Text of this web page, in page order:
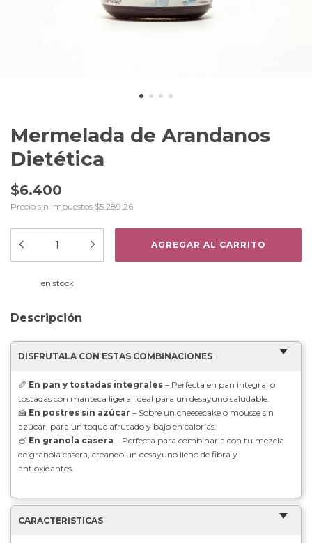
Mermelada de Arandanos
Dietética
$6.400
Precio sin impuestos $5.289,26
en stock
Descripción
DISFRUTALA CON ESTAS COMBINACIONES
🥖 En pan y tostadas integrales – Perfecta en pan integral o
tostadas con manteca ligera, ideal para un desayuno saludable.
🍰 En postres sin azúcar – Sobre un cheesecake o mousse sin
azúcar, para un toque afrutado y bajo en calorías.
🍧 En granola casera – Perfecta para combinarla con tu mezcla
de granola casera, creando un desayuno lleno de fibra y
antioxidantes.
CARACTERISTICAS